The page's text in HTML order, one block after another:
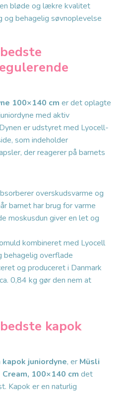
bløde og lækre kvalitet
og behagelig søvnoplevelse
100×140 cm er det oplagte
med aktiv
er udstyret med Lyocell-
som indeholder
der reagerer på barnets
overskudsvarme og
barnet har brug for varme
moskusdun giver en let og
kombineret med Lyocell
behagelig overflade
og produceret i Danmark
0,84 kg gør den nem at
kapok
kapok juniordyne, er Müsli
100×140 cm det
Kapok er en naturlig